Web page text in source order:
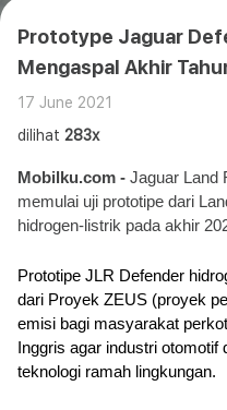
Prototype Jaguar
Mengaspal Akhir
17 June 2021
dilihat 283x
Mobilku.com - Jaguar Land
memulai uji prototipe dari
hidrogen-listrik pada akhir
Prototipe JLR Defender
dari Proyek ZEUS (proyek
emisi bagi masyarakat
Inggris agar industri
teknologi ramah lingkungan.